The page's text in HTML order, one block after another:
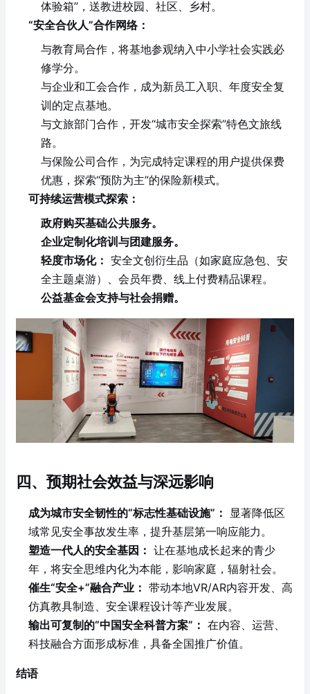
体验箱”，送教进校园、社区、乡村。
“安全合伙人”合作网络：
与教育局合作，将基地参观纳入中小学社会实践必
修学分。
与企业和工会合作，成为新员工入职、年度安全复
训的定点基地。
与文旅部门合作，开发“城市安全探索”特色文旅线
路。
与保险公司合作，为完成特定课程的用户提供保费
优惠，探索“预防为主”的保险新模式。
可持续运营模式探索：
政府购买基础公共服务。
企业定制化培训与团建服务。
轻度市场化： 安全文创衍生品（如家庭应急包、安
全主题桌游）、会员年费、线上付费精品课程。
公益基金会支持与社会捐赠。
四、预期社会效益与深远影响
成为城市安全韧性的“标志性基础设施”：
显著降低区
域常见安全事故发生率，提升基层第一响应能力。
塑造一代人的安全基因： 让在基地成长起来的青少
年，将安全思维内化为本能，影响家庭，辐射社会。
催生“安全+”融合产业： 带动本地VR/AR内容开发、高
仿真教具制造、安全课程设计等产业发展。
输出可复制的“中国安全科普方案”： 在内容、运营、
科技融合方面形成标准，具备全国推广价值。
结语